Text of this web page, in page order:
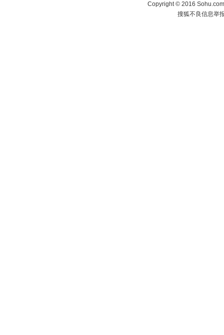
Copyright©2016
搜狐不良信息举